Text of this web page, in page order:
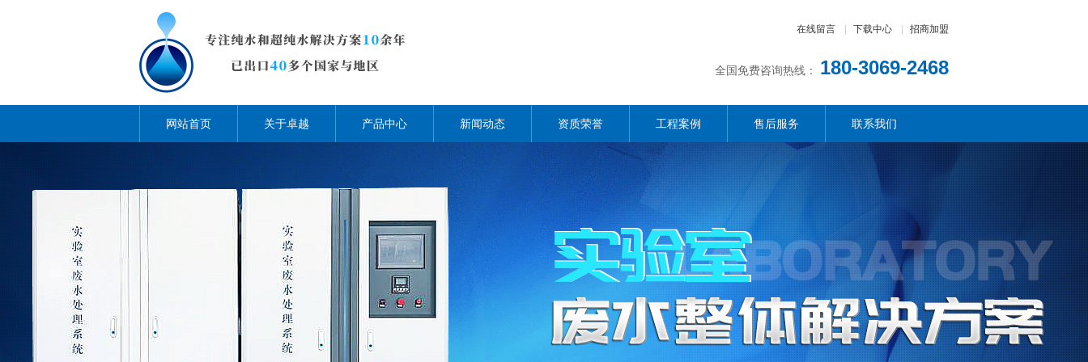
在线留言 下载中心 招商加盟
全国免费咨询热线： 180-3069-2468
网站首页 关于卓越 产品中心 新闻动态 资质荣誉 工程案例 售后服务 联系我们